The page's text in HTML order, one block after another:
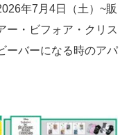
年7月4日（土）~販
ー・ビフォア・クリス
ーバーになる時のアパ